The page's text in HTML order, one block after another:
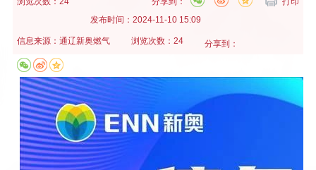
发布时间： 2024-11-10 15:09
信息来源： 通辽新奥燃气 浏览次数：24 分享到：